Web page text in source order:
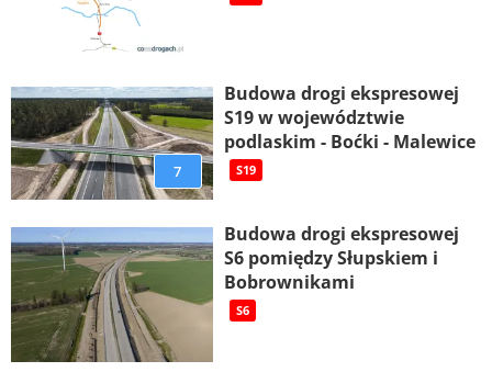
7
Budowa drogi ekspresowej
S19 w województwie
podlaskim - Boćki - Malewice
S19
Budowa drogi ekspresowej
S6 pomiędzy Słupskiem i
Bobrownikami
S6